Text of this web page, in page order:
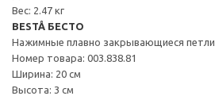
Вес: 2.47 кг
BESTÅ БЕСТО
Нажимные плавно закрывающиеся петли
Номер товара: 003.838.81
Ширина: 20 см
Высота: 3 см